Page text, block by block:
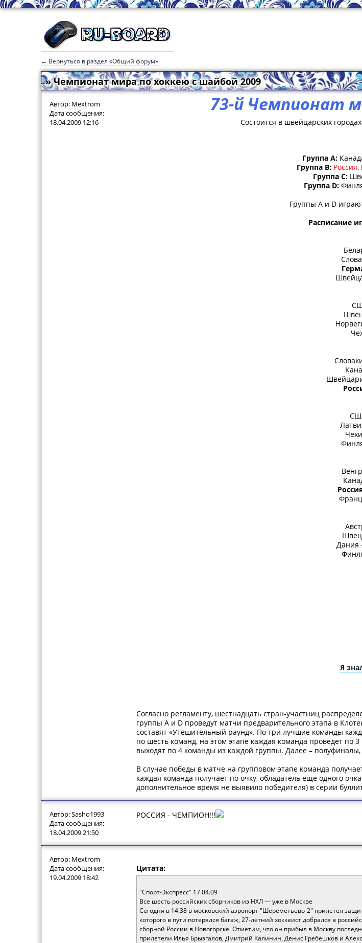
← Вернуться в раздел «Общий форум»
» Чемпионат мира по хоккею с шайбой 2009
Автор: Mextrom
Дата сообщения:
18.04.2009 12:16
73-й Чемпионат
Состоится в швейцарских
Группа A:
Группа B: Россия,
Группа C:
Группа D:
Группы A и D
Расписание
Дания
Я
Согласно регламенту, шестнадцать стран-участниц
группы A и D проведут матчи предварительного этапа в
составят «Утешительный раунд». По три лучшие команды
по шесть команд, на этом этапе каждая команда проведет по
выходят по 4 команды из каждой группы. Далее –
В случае победы в матче на групповом этапе команда
каждая команда получает по очку, обладатель еще одного
дополнительное время не выявило победителя) в серии
Автор: Sasho1993
Дата сообщения:
18.04.2009 21:50
РОССИЯ - ЧЕМПИОН!!!
Автор: Mextrom
Дата сообщения:
19.04.2009 18:42
Цитата:
"Спорт-Экспресс" 17.04.09
Все шесть российских сборников из НХЛ — уже в Москве
Сегодня в 14:38 в московский аэропорт "Шереметьево-2" прилетел
которого в пути потерялся багаж, 27-летний хоккеист добрался в
сборной России в Новогорске. Отметим, что он прибыл в Москву
прилетели Илья Брызгалов, Дмитрий Калинин, Денис Гребешков и